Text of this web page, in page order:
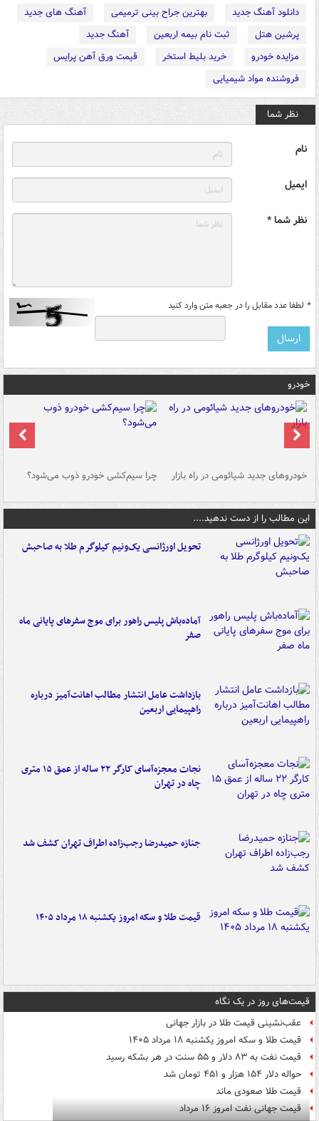
دانلود آهنگ جدید
بهترین جراح بینی ترمیمی
آهنگ های جدید
پرشین هتل
ثبت نام بیمه اربعین
آهنگ جدید
مزایده خودرو
خرید بلیط استخر
قیمت ورق آهن پرایس
فروشنده مواد شیمیایی
نظر شما
نام
ایمیل
نظر شما *
* لطفا عدد مقابل را در جعبه متن وارد کنید
خودرو
خودروهای جدید شیائومی در راه بازار چرا سیم‌کشی خودرو ذوب می‌شود؟
این مطالب را از دست ندهید....
تحویل اورژانسی یک‌ونیم کیلوگرم طلا به صاحبش
آماده‌باش پلیس راهور برای موج سفرهای پایانی ماه
صفر
بازداشت عامل انتشار مطالب اهانت‌آمیز درباره
راهپیمایی اربعین
نجات معجزه‌آسای کارگر ۲۲ ساله از عمق ۱۵ متری
چاه در تهران
جنازه حمیدرضا رجب‌زاده اطراف تهران کشف شد
قیمت طلا و سکه امروز یکشنبه ۱۸ مرداد ۱۴۰۵
قیمت‌های روز در یک نگاه
عقب‌نشینی قیمت طلا در بازار جهانی
قیمت طلا و سکه امروز یکشنبه ۱۸ مرداد ۱۴۰۵
قیمت نفت به ۸۳ دلار و ۵۵ سنت در هر بشکه رسید
حواله دلار ۱۵۴ هزار و ۴۵۱ تومان شد
قیمت طلا صعودی ماند
قیمت جهانی نفت امروز ۱۶ مرداد